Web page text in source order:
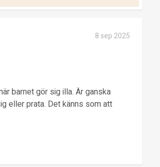
8 sep 2025
barnet gör sig illa. Är ganska
eller prata. Det känns som att